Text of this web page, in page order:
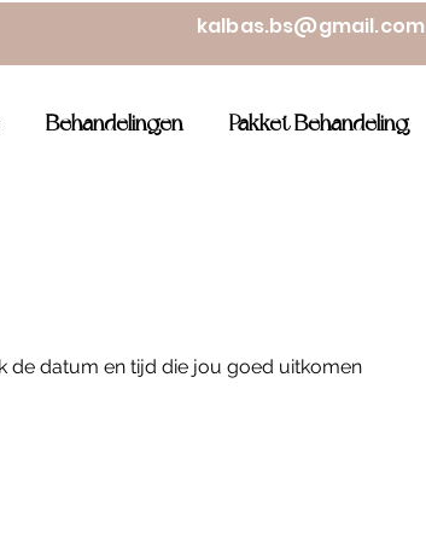
kalbas.bs@gmail.com
Behandelingen Pakket Behandeling
de datum en tijd die jou goed uitkomen